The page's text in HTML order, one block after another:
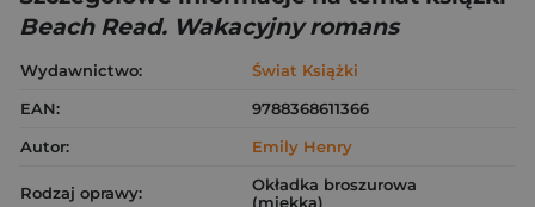
Beach Read. Wakacyjny romans
Wydawnictwo:
Świat Książki
EAN:
9788368611366
Autor:
Emily Henry
Rodzaj oprawy:
Okładka broszurowa
(miękka)